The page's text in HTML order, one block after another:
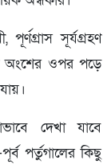
সূর্যগ্রহণ
অংশের ওপর পড়ে
দেখা যাবে
পর্তুগালের কিছু